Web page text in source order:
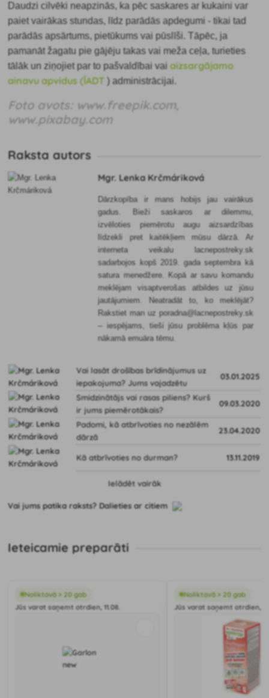
Daudzi cilvēki neapzinās, kapēc saskares ar kukaini var
paiet vairākas stundas, līdz parādās apdegumi - tikai tad
parādās apsārtums, pietūkums vai pūslīši. Tāpēc, ja
pamanāt žagatu pie gājēju takas vai meža ceļa, turieties
tālāk un ziņojiet par to pašvaldībai vaiaizsargājamo
ainavu apvidus (ĪADT ) administrācijai.
Foto avots: www.freepik.com,
www.pixabay.com
Raksta autors
Mgr. Lenka Krčmáriková
Dārzkopība ir mans hobijs jau vairākus
gadus. Bieži saskaros ar dilemmu,
izvēloties piemērotu augu aizsardzības
līdzekli pret kaitēkļiem mūsu dārzā. Ar
interneta veikalu lacnepostreky.sk
sadarbojos kopš 2019. gada septembra kā
satura menedžere. Kopā ar savu komandu
meklējam visaptverošas atbildes uz jūsu
jautājumiem. Neatradāt to, ko meklējāt?
Rakstiet man uz poradna@lacnepostreky.sk
– iespējams, tieši jūsu problēma kļūs par
nākamā emuāra tēmu.
Vai lasāt drošības brīdinājumus uz
iepakojuma? Jums vajadzētu
03.01.2025
Smidzinātājs vai rasas piliens? Kurš
ir jums piemērotākais?
09.03.2020
Padomi, kā atbrīvoties no nezālēm
dārzā
23.04.2020
Kā atbrīvoties no durman? 13.11.2019
Ielādēt vairāk
Vai jums patika raksts? Dalieties ar citiem
Ieteicamie preparāti
Noliktavā > 20 gab
Jūs varat saņemt otrdien, 11.08.
Noliktavā > 20 gab
Jūs varat saņemt otrdien,